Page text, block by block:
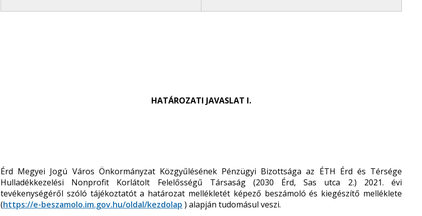
HATÁROZATI JAVASLAT I.
Érd Megyei Jogú Város Önkormányzat Közgyűlésének Pénzügyi Bizottsága az ÉTH Érd és Térsége
Hulladékkezelési Nonprofit Korlátolt Felelősségű Társaság (2030 Érd, Sas utca 2.) 2021. évi
tevékenységéről szóló tájékoztatót a határozat mellékletét képező beszámoló és kiegészítő melléklete
(https://e-beszamolo.im.gov.hu/oldal/kezdolap ) alapján tudomásul veszi.